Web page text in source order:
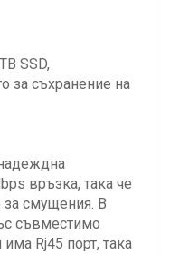
SSD,
за съхранение на
връзка, така че
за смущения. В
съвместимо
Rj45 порт, така